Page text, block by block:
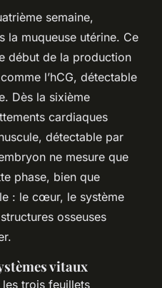
semaine,
la muqueuse utérine. Ce
début de la production
l’hCG, détectable
Dès la sixième
cardiaques
détectable par
ne mesure que
phase, bien que
: le cœur, le système
osseuses
vitaux
trois feuillets